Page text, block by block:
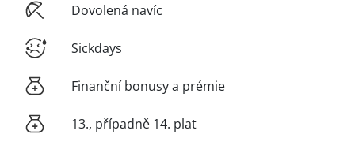
Dovolená navíc
Sickdays
Finanční bonusy a prémie
13., případně 14. plat